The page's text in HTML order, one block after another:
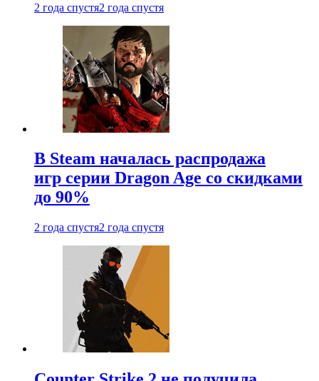
2 года спустя2 года спустя
В Steam началась распродажа
игр серии Dragon Age со скидками
до 90%
2 года спустя2 года спустя